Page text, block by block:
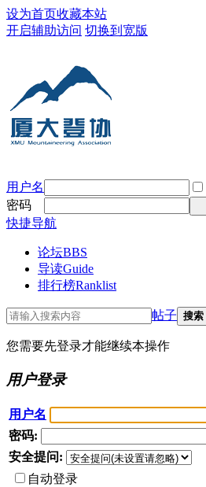
设为首页收藏本站
开启辅助访问 切换到宽版
用户名
密码
快捷导航
论坛BBS
导读Guide
排行榜Ranklist
帖子 搜索
您需要先登录才能继续本操作
用户登录
用户名
密码:
安全提问:
自动登录